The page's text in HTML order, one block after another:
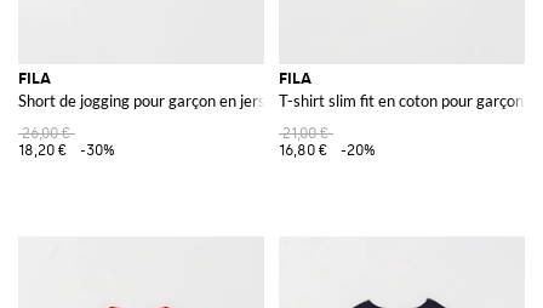
FILA
Short de jogging pour garçon en jersey avec cordon de serrage et logo
26,00 €
18,20 €
-30%
FILA
T-shirt slim fit en coton pour garçon
21,00 €
16,80 €
-20%